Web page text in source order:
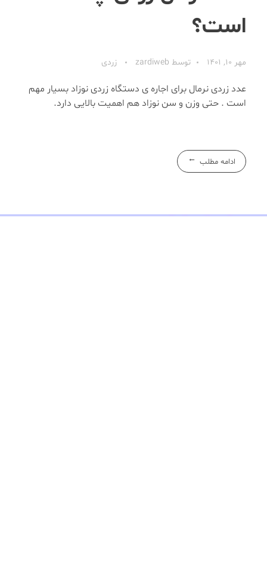
است؟
مهر 10, 1401 توسط zardiweb زردی
عدد زردی نرمال برای اجاره ی دستگاه زردی نوزاد بسیار مهم
است . حتی وزن و سن نوزاد هم اهمیت بالایی دارد.
ادامه مطلب